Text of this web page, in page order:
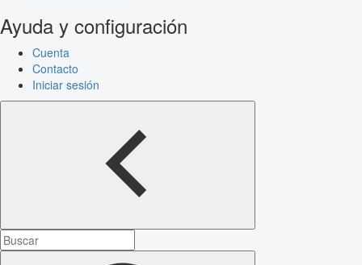
Ayuda y configuración
Cuenta
Contacto
Iniciar sesión